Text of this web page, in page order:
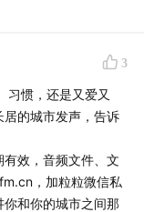
习惯，还是又爱
市发声，告诉大
3
习惯，还是又爱又
的城市发声，告诉
效，音频文件、文
，加粒粒微信私
和你的城市之间那